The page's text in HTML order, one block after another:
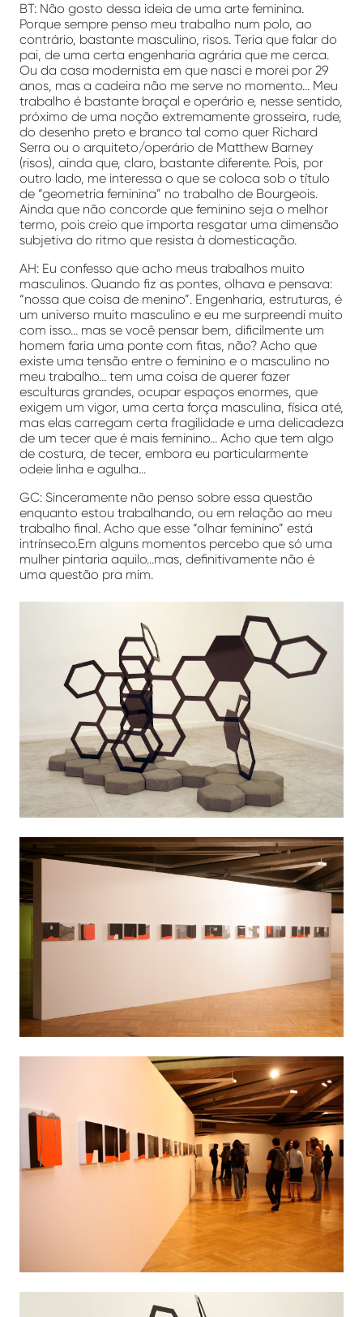
BT: Não gosto dessa ideia de uma arte feminina.
Porque sempre penso meu trabalho num polo, ao
contrário, bastante masculino, risos. Teria que falar do
pai, de uma certa engenharia agrária que me cerca.
Ou da casa modernista em que nasci e morei por 29
anos, mas a cadeira não me serve no momento… Meu
trabalho é bastante braçal e operário e, nesse sentido,
próximo de uma noção extremamente grosseira, rude,
do desenho preto e branco tal como quer Richard
Serra ou o arquiteto/operário de Matthew Barney
(risos), ainda que, claro, bastante diferente. Pois, por
outro lado, me interessa o que se coloca sob o título
de “geometria feminina” no trabalho de Bourgeois.
Ainda que não concorde que feminino seja o melhor
termo, pois creio que importa resgatar uma dimensão
subjetiva do ritmo que resista à domesticação.
AH: Eu confesso que acho meus trabalhos muito
masculinos. Quando fiz as pontes, olhava e pensava:
“nossa que coisa de menino”. Engenharia, estruturas, é
um universo muito masculino e eu me surpreendi muito
com isso… mas se você pensar bem, dificilmente um
homem faria uma ponte com fitas, não? Acho que
existe uma tensão entre o feminino e o masculino no
meu trabalho… tem uma coisa de querer fazer
esculturas grandes, ocupar espaços enormes, que
exigem um vigor, uma certa força masculina, física até,
mas elas carregam certa fragilidade e uma delicadeza
de um tecer que é mais feminino… Acho que tem algo
de costura, de tecer, embora eu particularmente
odeie linha e agulha…
GC: Sinceramente não penso sobre essa questão
enquanto estou trabalhando, ou em relação ao meu
trabalho final. Acho que esse “olhar feminino” está
intrínseco.Em alguns momentos percebo que só uma
mulher pintaria aquilo…mas, definitivamente não é
uma questão pra mim.